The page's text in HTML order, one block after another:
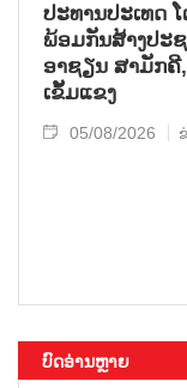
ປະທານປະເທດ ໂ
ພ້ອມກັນສ້າງປະ
ອາຊຽນ ສາມັກ
ເຂັ້ມແຂງ
05/08/2026
ບົດອ່ານຫຼາຍ